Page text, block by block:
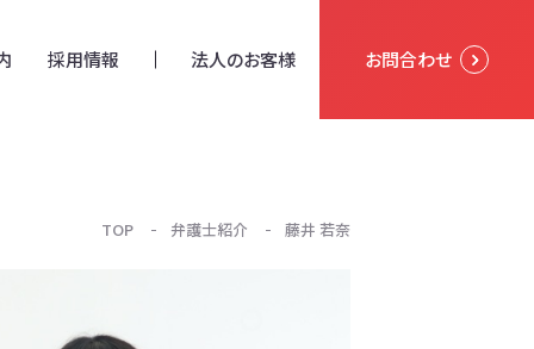
採用情報 法人のお客様 お問合わせ
TOP 弁護士紹介 藤井 若奈